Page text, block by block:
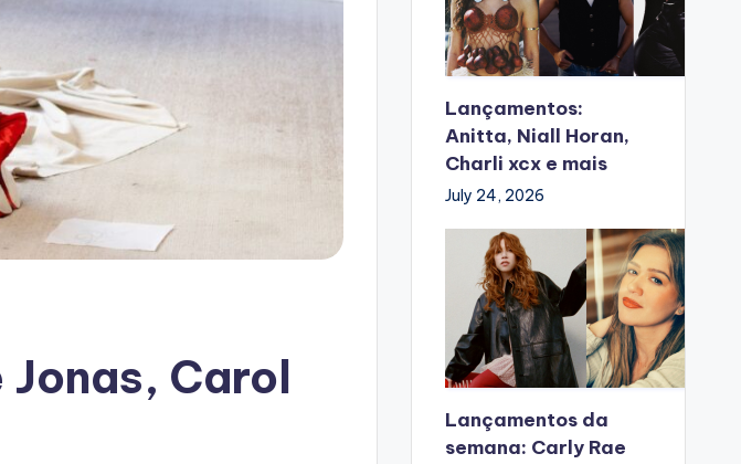
Carol
Lançamentos:
Anitta, Niall Horan,
Charli xcx e mais
July 24, 2026
Lançamentos da
semana: Carly Rae